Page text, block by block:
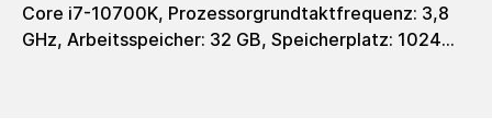
Core i7-10700K, Prozessorgrundtaktfrequenz: 3,8
GHz, Arbeitsspeicher: 32 GB, Speicherplatz: 1024